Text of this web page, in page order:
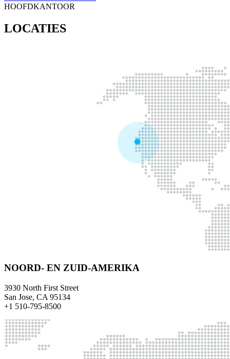
HOOFDKANTOOR
LOCATIES
NOORD- EN ZUID-AMERIKA
3930 North First Street
San Jose, CA 95134
+1 510-795-8500